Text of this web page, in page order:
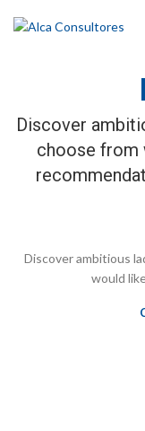
Discover
choose from
Discover ambitious
would